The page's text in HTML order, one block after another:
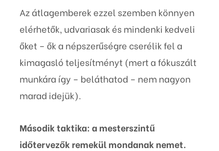
Az átlagemberek ezzel szemben könnyen
elérhetők, udvariasak és mindenki kedveli
őket – ők a népszerűségre cserélik fel a
kimagasló teljesítményt (mert a fókuszált
munkára így – beláthatod – nem nagyon
marad idejük).
Második taktika: a mesterszintű
időtervezők remekül mondanak nemet.